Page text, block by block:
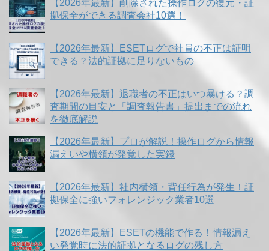
【2026年最新】削除された操作ログの復元・証
拠保全ができる調査会社10選！
【2026年最新】ESETログで社員の不正は証明
できる？法的証拠に足りないもの
【2026年最新】退職者の不正はいつ暴ける？調
査期間の目安と「調査報告書」提出までの流れ
を徹底解説
【2026年最新】プロが解説！操作ログから情報
漏えいや横領が発覚した実録
【2026年最新】社内横領・背任行為が発生！証
拠保全に強いフォレンジック業者10選
【2026年最新】ESETの機能で作る！情報漏え
い発覚時に法的証拠となるログの残し方